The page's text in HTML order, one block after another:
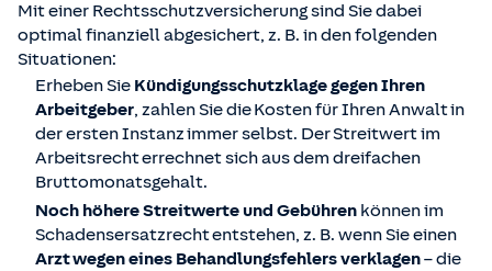
Mit einer Rechtsschutzversicherung sind Sie dabei
optimal finanziell abgesichert, z. B. in den folgenden
Situationen:
Erheben Sie Kündigungsschutzklage gegen Ihren
Arbeitgeber, zahlen Sie die Kosten für Ihren Anwalt in
der ersten Instanz immer selbst. Der Streitwert im
Arbeitsrecht errechnet sich aus dem dreifachen
Bruttomonatsgehalt.
Noch höhere Streitwerte und Gebühren können im
Schadensersatzrecht entstehen, z. B. wenn Sie einen
Arzt wegen eines Behandlungsfehlers verklagen– die